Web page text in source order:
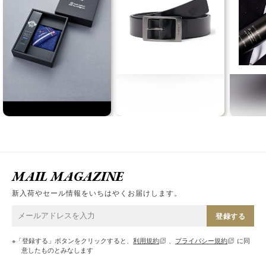
MAIL MAGAZINE
新入荷やセール情報をいちはやくお届けします。
登録する
※「登録する」ボタンをクリックすると、 利用規約 プライバシー規約
に同
意したものとみなします